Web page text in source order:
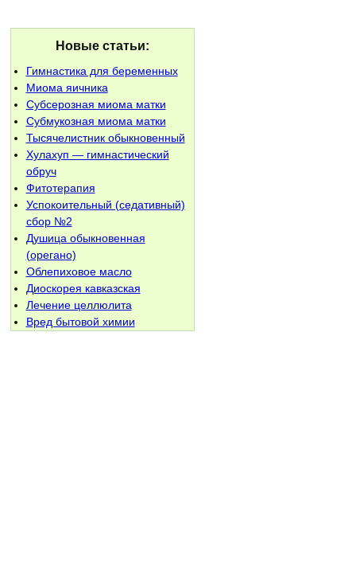
Новые статьи:
Гимнастика для беременных
Миома яичника
Субсерозная миома матки
Субмукозная миома матки
Тысячелистник обыкновенный
Хулахуп — гимнастический
обруч
Фитотерапия
Успокоительный (седативный)
сбор №2
Душица обыкновенная
(орегано)
Облепиховое масло
Диоскорея кавказская
Лечение целлюлита
Вред бытовой химии